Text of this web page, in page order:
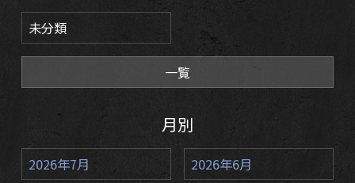
未分類
一覧
月別
2026年7月 2026年6月